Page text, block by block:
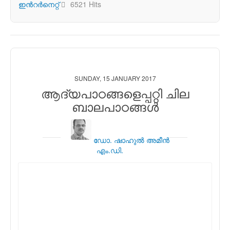
ഇന്‍റര്‍നെറ്റ് 6521 Hits
SUNDAY, 15 JANUARY 2017
ആദ്യപാഠങ്ങളെപ്പറ്റി ചില
ബാലപാഠങ്ങള്‍
ഡോ. ഷാഹുല്‍ അമീന്‍
എം.ഡി.